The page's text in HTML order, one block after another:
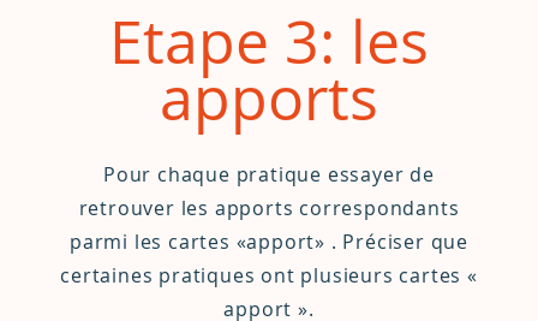
Etape 3: les
apports
Pour chaque pratique essayer de
retrouver les apports correspondants
parmi les cartes «apport» . Préciser que
certaines pratiques ont plusieurs cartes «
apport ».